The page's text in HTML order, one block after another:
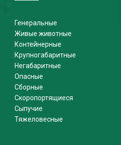
Генеральные
Живые животные
Контейнерные
Крупногабаритные
Негабаритные
Опасные
Сборные
Скоропортящиеся
Сыпучие
Тяжеловесные